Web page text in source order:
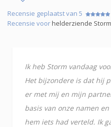
Recensie geplaatst van 5
Recensie voorhelderziende Storm
Ik heb Storm vandaag
Het bijzondere is dat hij
er met mij en mijn
basis van onze namen
hem iets had verteld. Ik